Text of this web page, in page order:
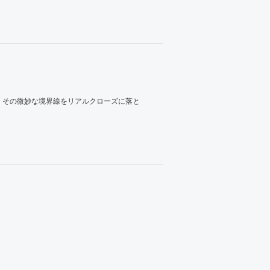
の微妙な境界線をリアルクローズに落と